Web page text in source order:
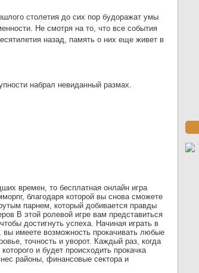
столетия до сих пор будоражат умы
Не смотря на то, что все события
назад, память о них еще живет в
набрал невиданный размах.
времен, то бесплатная онлайн игра
благодаря которой вы снова сможете
парнем, который добивается правды
В этой ролевой игре вам представиться
достигнуть успеха. Начиная играть в
, вы имеете возможность прокачивать любые
точность и уворот. Каждый раз, когда
и будет происходить прокачка
районы, финансовые сектора и